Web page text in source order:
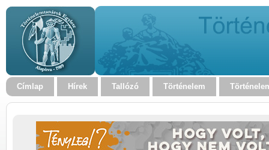
Címlap Hírek Tallózó Történelem